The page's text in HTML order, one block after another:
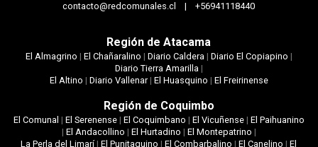
contacto@redcomunales.cl | +56941118440
Región de Atacama
El Almagrino | El Chañaralino | Diario Caldera| Diario El Copiapino |
Diario Tierra Amarilla|
El Altino | Diario Vallenar| El Huasquino | El Freirinense
Región de Coquimbo
El Comunal | El Serenense| El Coquimbano | El Vicuñense| El Paihuanino
| El Andacollino | El Hurtadino | El Montepatrino |
La Perla del Limarí|El Punitaquino |El Combarbalino |El Canelino |El